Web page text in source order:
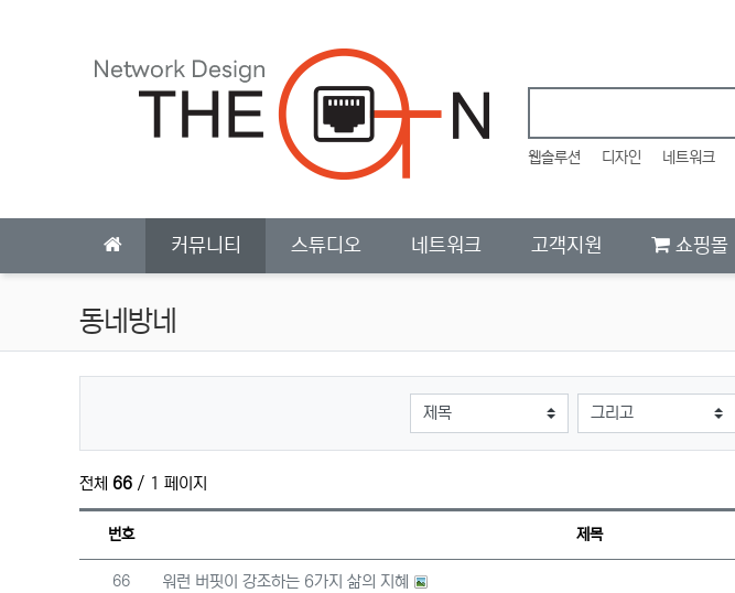
웹솔루션 디자인 네트워크
커뮤니티 스튜디오 네트워크 고객지원 쇼핑몰
동네방네
검색대상
전체 66 / 1 페이지
번호 제목
번호
66 워런 버핏이 강조하는 6가지 삶의 지혜